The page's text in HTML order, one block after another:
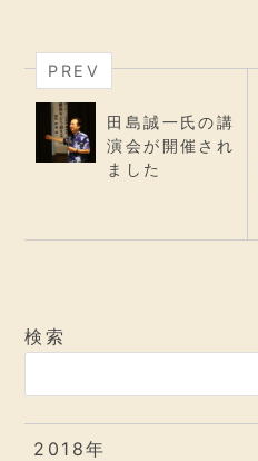
PREV
田島誠一氏の講
演会が開催され
ました
検索
2018年